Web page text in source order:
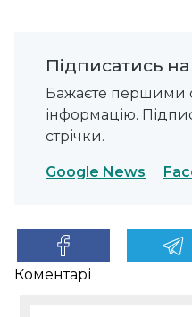
Підписатись
Бажаєте першими
інформацію.
стрічки.
Google News
Коментарі